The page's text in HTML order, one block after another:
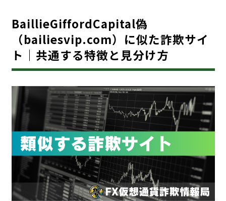
BaillieGiffordCapital偽
（bailiesvip.com）に似た詐欺サイ
ト｜共通する特徴と見分け方